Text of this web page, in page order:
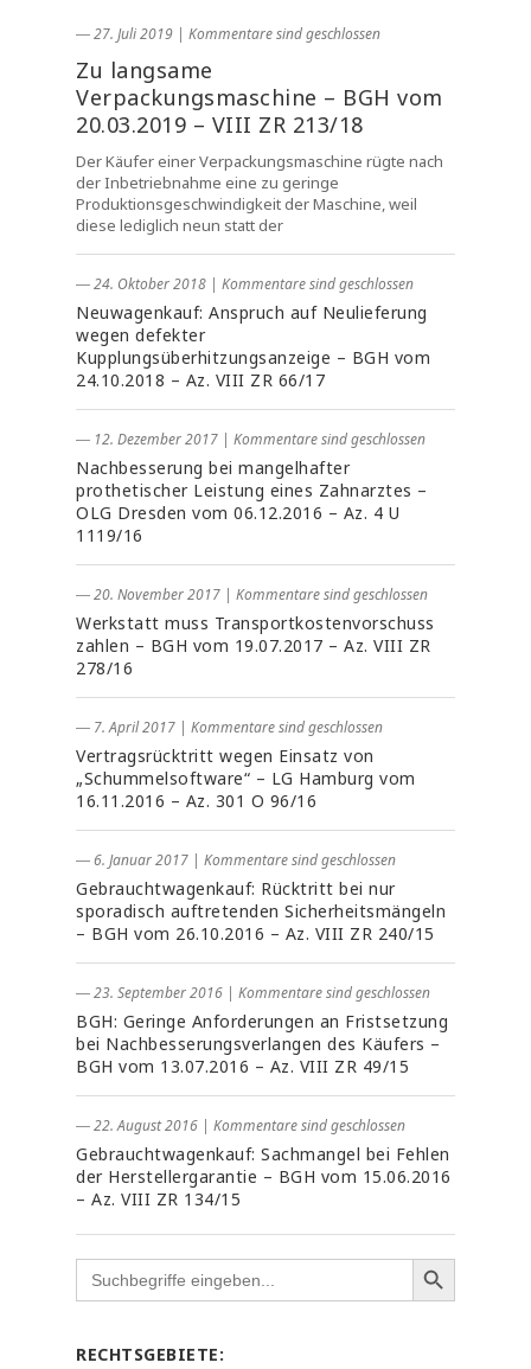
― 27. Juli 2019 | Kommentare sind geschlossen
Zu langsame
Verpackungsmaschine – BGH vom
20.03.2019 – VIII ZR 213/18
Der Käufer einer Verpackungsmaschine rügte nach
der Inbetriebnahme eine zu geringe
Produktionsgeschwindigkeit der Maschine, weil
diese lediglich neun statt der
― 24. Oktober 2018 | Kommentare sind geschlossen
Neuwagenkauf: Anspruch auf Neulieferung
wegen defekter
Kupplungsüberhitzungsanzeige – BGH vom
24.10.2018 – Az. VIII ZR 66/17
― 12. Dezember 2017 | Kommentare sind geschlossen
Nachbesserung bei mangelhafter
prothetischer Leistung eines Zahnarztes –
OLG Dresden vom 06.12.2016 – Az. 4 U
1119/16
― 20. November 2017 | Kommentare sind geschlossen
Werkstatt muss Transportkostenvorschuss
zahlen – BGH vom 19.07.2017 – Az. VIII ZR
278/16
― 7. April 2017 | Kommentare sind geschlossen
Vertragsrücktritt wegen Einsatz von
„Schummelsoftware“ – LG Hamburg vom
16.11.2016 – Az. 301 O 96/16
― 6. Januar 2017 | Kommentare sind geschlossen
Gebrauchtwagenkauf: Rücktritt bei nur
sporadisch auftretenden Sicherheitsmängeln
– BGH vom 26.10.2016 – Az. VIII ZR 240/15
― 23. September 2016 | Kommentare sind geschlossen
BGH: Geringe Anforderungen an Fristsetzung
bei Nachbesserungsverlangen des Käufers –
BGH vom 13.07.2016 – Az. VIII ZR 49/15
― 22. August 2016 | Kommentare sind geschlossen
Gebrauchtwagenkauf: Sachmangel bei Fehlen
der Herstellergarantie – BGH vom 15.06.2016
– Az. VIII ZR 134/15
Search
for:
RECHTSGEBIETE: